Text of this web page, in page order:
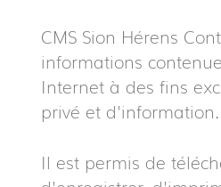
CMS Sion Hérens
informations
Internet à des fins
privé et d'information.
Il est permis de